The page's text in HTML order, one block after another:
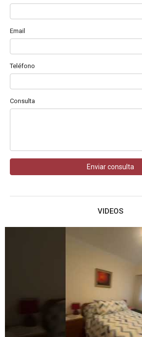
Email
Teléfono
Consulta
Enviar consulta
VIDEOS